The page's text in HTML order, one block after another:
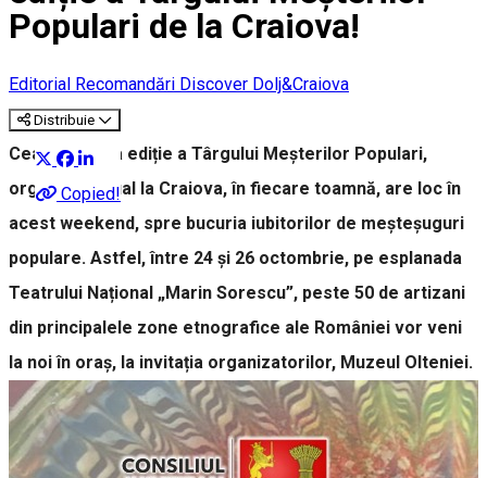
Populari de la Craiova!
Editorial Recomandări Discover Dolj&Craiova
Distribuie
Copied!
Cea de-a 46-a ediție a Târgului Meșterilor Populari,
organizat anual la Craiova, în fiecare toamnă, are loc în
acest weekend, spre bucuria iubitorilor de meșteșuguri
populare. Astfel, între 24 și 26 octombrie, pe esplanada
Teatrului Național „Marin Sorescu”, peste 50 de artizani
din principalele zone etnografice ale României vor veni
la noi în oraș, la invitația organizatorilor, Muzeul Olteniei.